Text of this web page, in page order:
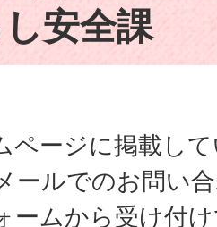
安全課
ページに掲載し
ールでのお問い
ームから受け付